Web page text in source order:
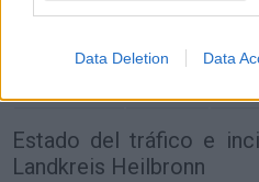
Data Deletion Data
Gasoil 0,00€ 8l.-
Bio diesel 0,00€ 8l.-
Estado del tráfico e
Landkreis Heilbronn